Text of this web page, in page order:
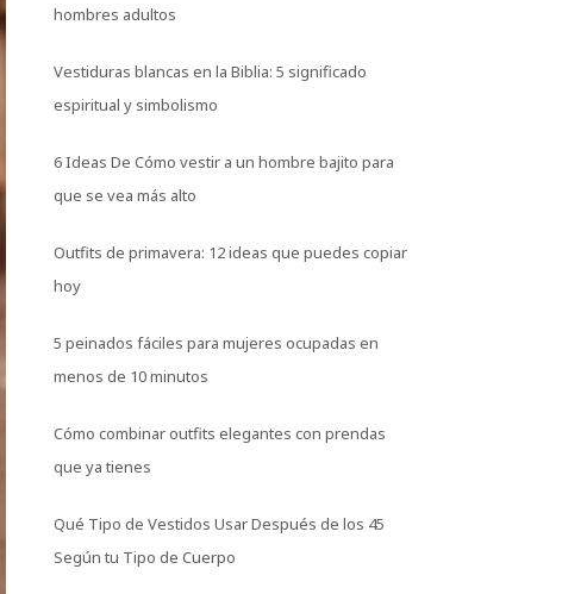
hombres adultos
Vestiduras blancas en la Biblia: 5 significado
espiritual y simbolismo
6 Ideas De Cómo vestir a un hombre bajito para
que se vea más alto
Outfits de primavera: 12 ideas que puedes copiar
hoy
5 peinados fáciles para mujeres ocupadas en
menos de 10 minutos
Cómo combinar outfits elegantes con prendas
que ya tienes
Qué Tipo de Vestidos Usar Después de los 45
Según tu Tipo de Cuerpo